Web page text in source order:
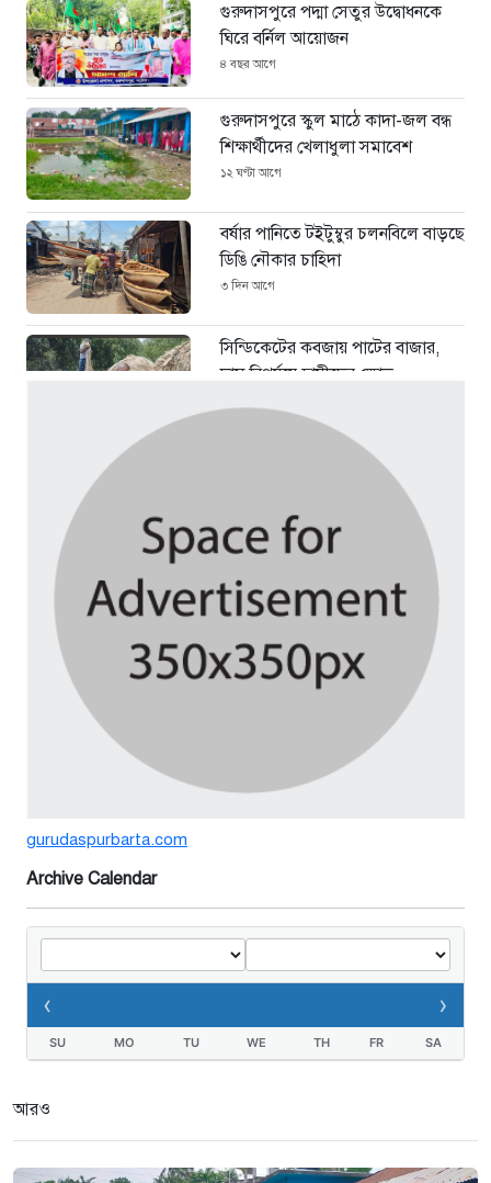
গুরুদাসপুরে পদ্মা সেতুর উদ্বোধনকে
ঘিরে বর্নিল আয়োজন
৪ বছর আগে
গুরুদাসপুরে স্কুল মাঠে কাদা-জল বন্ধ
শিক্ষার্থীদের খেলাধুলা সমাবেশ
১২ ঘণ্টা আগে
বর্ষার পানিতে টইটুম্বুর চলনবিলে বাড়ছে
ডিঙি নৌকার চাহিদা
৩ দিন আগে
সিন্ডিকেটের কবজায় পাটের বাজার,
দাম বিপর্যয়ে চাষীদের ক্ষোভ
শঙ্কিত জীবন-অনিরাপদ ব্যবসা প্রতিষ্ঠান
নিরাপত্তা চেয়ে ব্যবসায়ীর সংবাদ
৪ দিন আগে
বর্ষার পানিতে টইটুম্বুর চলনবিলাঞ্চলে
বাড়ছে ডিঙি নৌকার চাহিদা
গুরুদাসপুরে সাত ইঞ্চি জমির দাবীতে
দুই মামলা-হয়রানীর অভিযোগ
গুরুদাসপুরে দুর্নীতি প্রতিরোধ বিষয়ক
বিতর্ক প্রতিযোগিতা অনুষ্ঠিত
নেতাকে দায়মুক্ত করতে এলাকাবাসীর
গুরুদাসপুরে আগুনে পুড়লো পেট্রোল
পাম্প,দোকান ও বসতবাড়ি
gurudaspurbarta.com
Archive Calendar
‹ ›
SU MO TU WE TH FR SA
আরও